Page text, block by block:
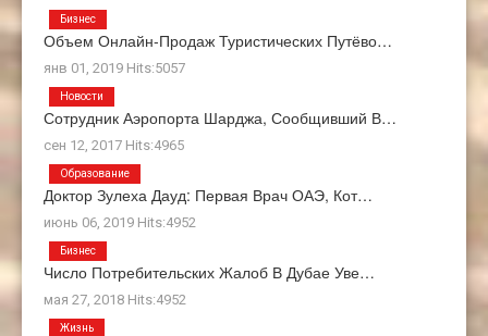
Объем Онлайн-Продаж Туристических Путёво…
янв 01, 2019 Hits:5057
Бизнес
Сотрудник Аэропорта Шарджа, Сообщивший В…
сен 12, 2017 Hits:4965
Новости
Доктор Зулеха Дауд: Первая Врач ОАЭ, Кот…
июнь 06, 2019 Hits:4952
Образование
Число Потребительских Жалоб В Дубае Уве…
мая 27, 2018 Hits:4952
Бизнес
Жизнь